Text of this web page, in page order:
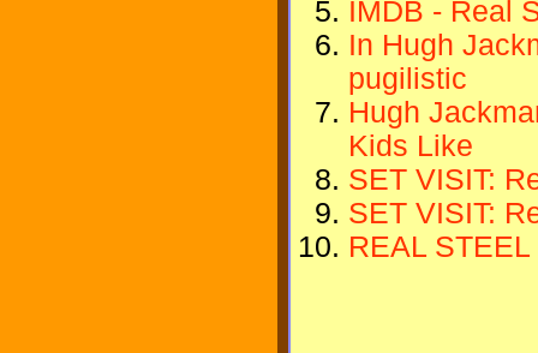
IMDB - Real
In Hugh
pugilistic
Hugh
Kids Like
SET VISIT:
SET VISIT:
REAL